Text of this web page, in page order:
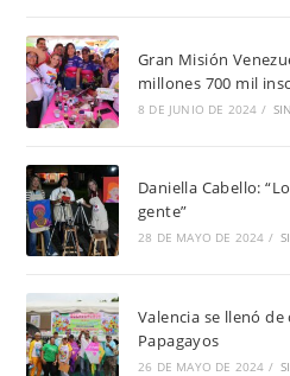
Gran Misión
millones 700 mil
8 DE JUNIO DE 2024 /
Daniella Cabello:
gente”
28 DE MAYO DE 2024 /
Valencia se llenó
Papagayos
26 DE MAYO DE 2024 /